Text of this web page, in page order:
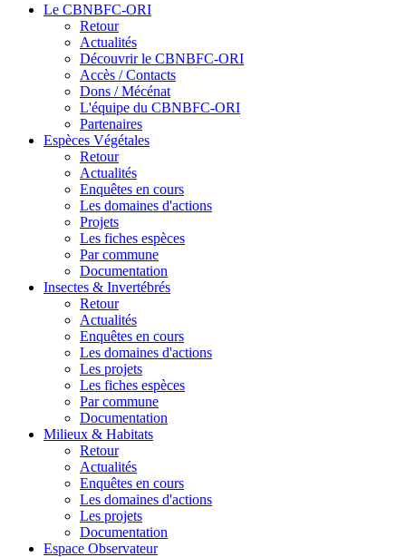
Le CBNBFC-ORI
Retour
Actualités
Découvrir le CBNBFC-ORI
Accès / Contacts
Dons / Mécénat
L'équipe du CBNBFC-ORI
Partenaires
Espèces Végétales
Retour
Actualités
Enquêtes en cours
Les domaines d'actions
Projets
Les fiches espèces
Par commune
Documentation
Insectes & Invertébrés
Retour
Actualités
Enquêtes en cours
Les domaines d'actions
Les projets
Les fiches espèces
Par commune
Documentation
Milieux & Habitats
Retour
Actualités
Enquêtes en cours
Les domaines d'actions
Les projets
Documentation
Espace Observateur